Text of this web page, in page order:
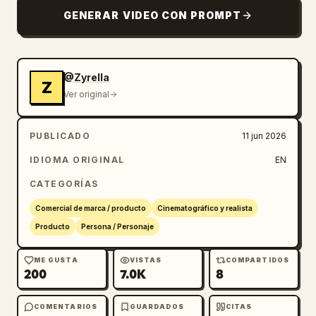
GENERAR VIDEO CON PROMPT
Z
@Zyrella
Ver original
PUBLICADO 11 jun 2026
IDIOMA ORIGINAL EN
CATEGORÍAS
Comercial de marca / producto Cinematográfico y realista
Producto Persona / Personaje
ME GUSTA
200
VISTAS
7.0K
COMPARTIDOS
8
COMENTARIOS GUARDADOS CITAS